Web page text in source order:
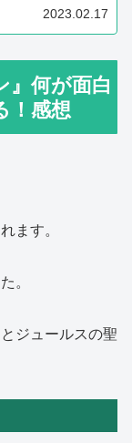
2023.02.17
』何が面白
！感想
ます。
。
ジュールスの聖